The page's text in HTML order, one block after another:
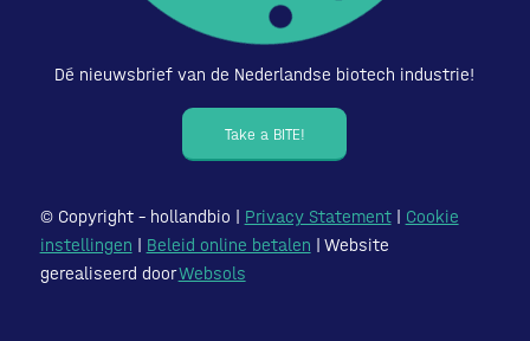
Dé nieuwsbrief van de Nederlandse biotech industrie!
Take a BITE!
© Copyright – hollandbio | Privacy Statement| Cookie
instellingen
Beleid online betalen | Website
gerealiseerd doorWebsols